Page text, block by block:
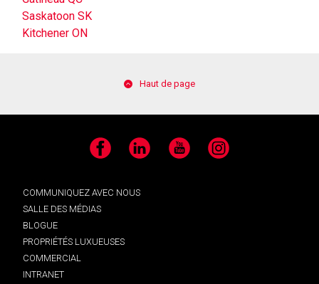
Saskatoon SK
Kitchener ON
Haut de page
Facebook LinkedIn YouTube Instagram
COMMUNIQUEZ AVEC NOUS
SALLE DES MÉDIAS
BLOGUE
PROPRIÉTÉS LUXUEUSES
COMMERCIAL
INTRANET